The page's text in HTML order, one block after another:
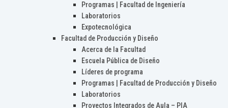
Programas | Facultad de Ingeniería
Laboratorios
Expotecnológica
Facultad de Producción y Diseño
Acerca de la Facultad
Escuela Pública de Diseño
Líderes de programa
Programas | Facultad de Producción y Diseño
Laboratorios
Proyectos Integrados de Aula – PIA